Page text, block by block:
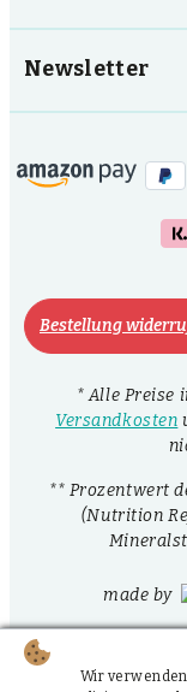
Newsletter
Bestellung
* Alle Preise
Versandkosten
** Prozentwert
(Nutrition
made by
Wir